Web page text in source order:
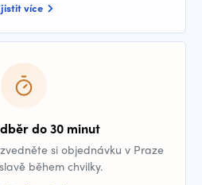
více
do 30 minut
si objednávku v Praze
během chvilky.